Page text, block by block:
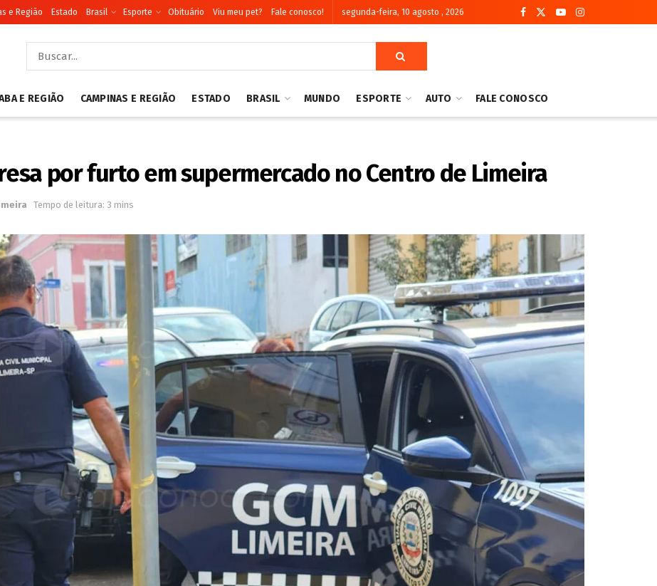
e Região Estado Brasil Esporte Obituário Viu meu pet? Fale conosco! segunda-feira, 10 agosto , 2026
E REGIÃO CAMPINAS E REGIÃO ESTADO BRASIL MUNDO ESPORTE AUTO FALE CONOSCO
por furto em supermercado no Centro de Limeira
Tempo de leitura: 3 mins